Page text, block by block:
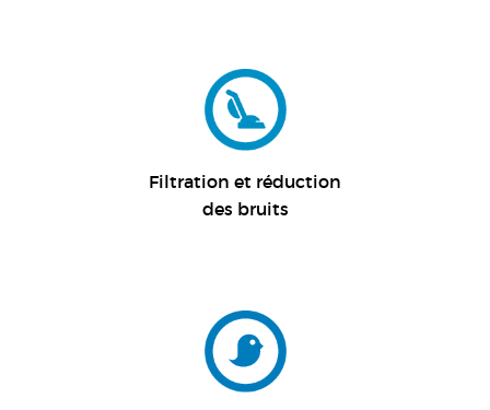
Filtration et réduction
des bruits